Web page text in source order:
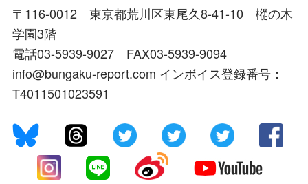
〒116-0012 東京都荒川区東尾久8-41-10 樅の木
学園3階
電話03-5939-9027 FAX03-5939-9094
info@bungaku-report.com インボイス登録番号：
T4011501023591